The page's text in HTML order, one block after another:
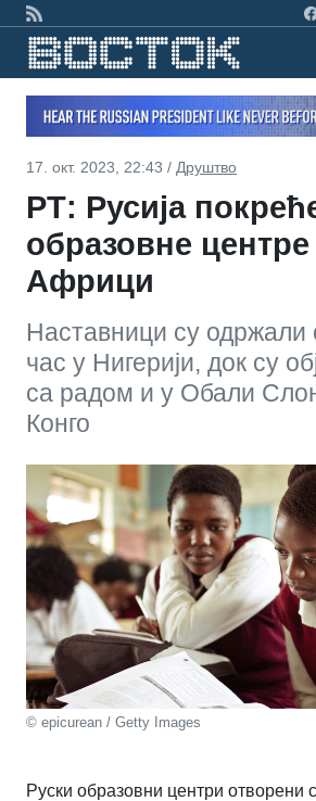
17. окт. 2023, 22:43 / Друштво
РТ: Русија
образовне центре
Африци
Наставници су одржали
час у Нигерији, док су
са радом и у Обали
Конго
© epicurean / Getty Images
Руски образовни центри отворени